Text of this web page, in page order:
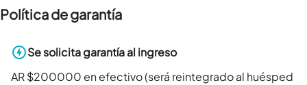
Política de garantía
Se solicita garantía al ingreso
AR $200000 en efectivo (será reintegrado al huésped